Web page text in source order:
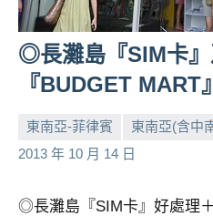
◎長灘島『SIM卡
『BUDGET MART』
東南亞-菲律賓
東南亞(含中
2013 年 10 月 14 日
小
No
◎長灘島『SIM卡』好處理